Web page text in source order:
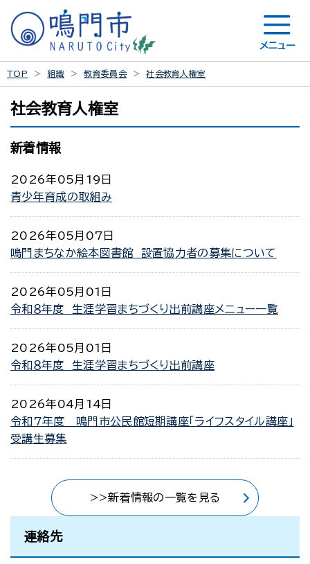
メニュー
TOP 組織 教育委員会 社会教育人権室
社会教育人権室
新着情報
2026年05月19日
青少年育成の取組み
2026年05月07日
鳴門まちなか絵本図書館 設置協力者の募集について
2026年05月01日
令和８年度 生涯学習まちづくり出前講座メニュー一覧
2026年05月01日
令和８年度 生涯学習まちづくり出前講座
2026年04月14日
令和7年度 鳴門市公民館短期講座「ライフスタイル講座」
受講生募集
>>新着情報の一覧を見る
連絡先